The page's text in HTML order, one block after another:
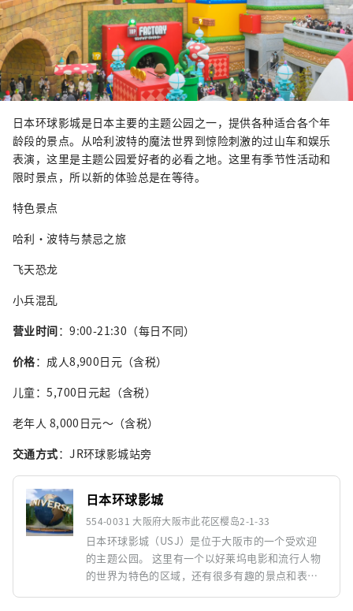
日本环球影城是日本主要的主题公园之一，提供各种适合各个年
龄段的景点。从哈利波特的魔法世界到惊险刺激的过山车和娱乐
表演，这里是主题公园爱好者的必看之地。这里有季节性活动和
限时景点，所以新的体验总是在等待。
特色景点
哈利·波特与禁忌之旅
飞天恐龙
小兵混乱
营业时间：9:00-21:30（每日不同）
价格：成人8,900日元（含税）
儿童：5,700日元起（含税）
老年人 8,000日元～（含税）
交通方式：JR环球影城站旁
日本环球影城
554-0031 大阪府大阪市此花区樱岛2-1-33
日本环球影城（USJ）是位于大阪市的一个受欢迎
的主题公园。 这里有一个以好莱坞电影和流行人物
的世界为特色的区域，还有很多有趣的景点和表